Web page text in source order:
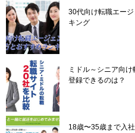
シ
ョ
ン
30代向け転職エー
キング
ミドル～シニア向
登録できるのは？
18歳〜35歳まで入